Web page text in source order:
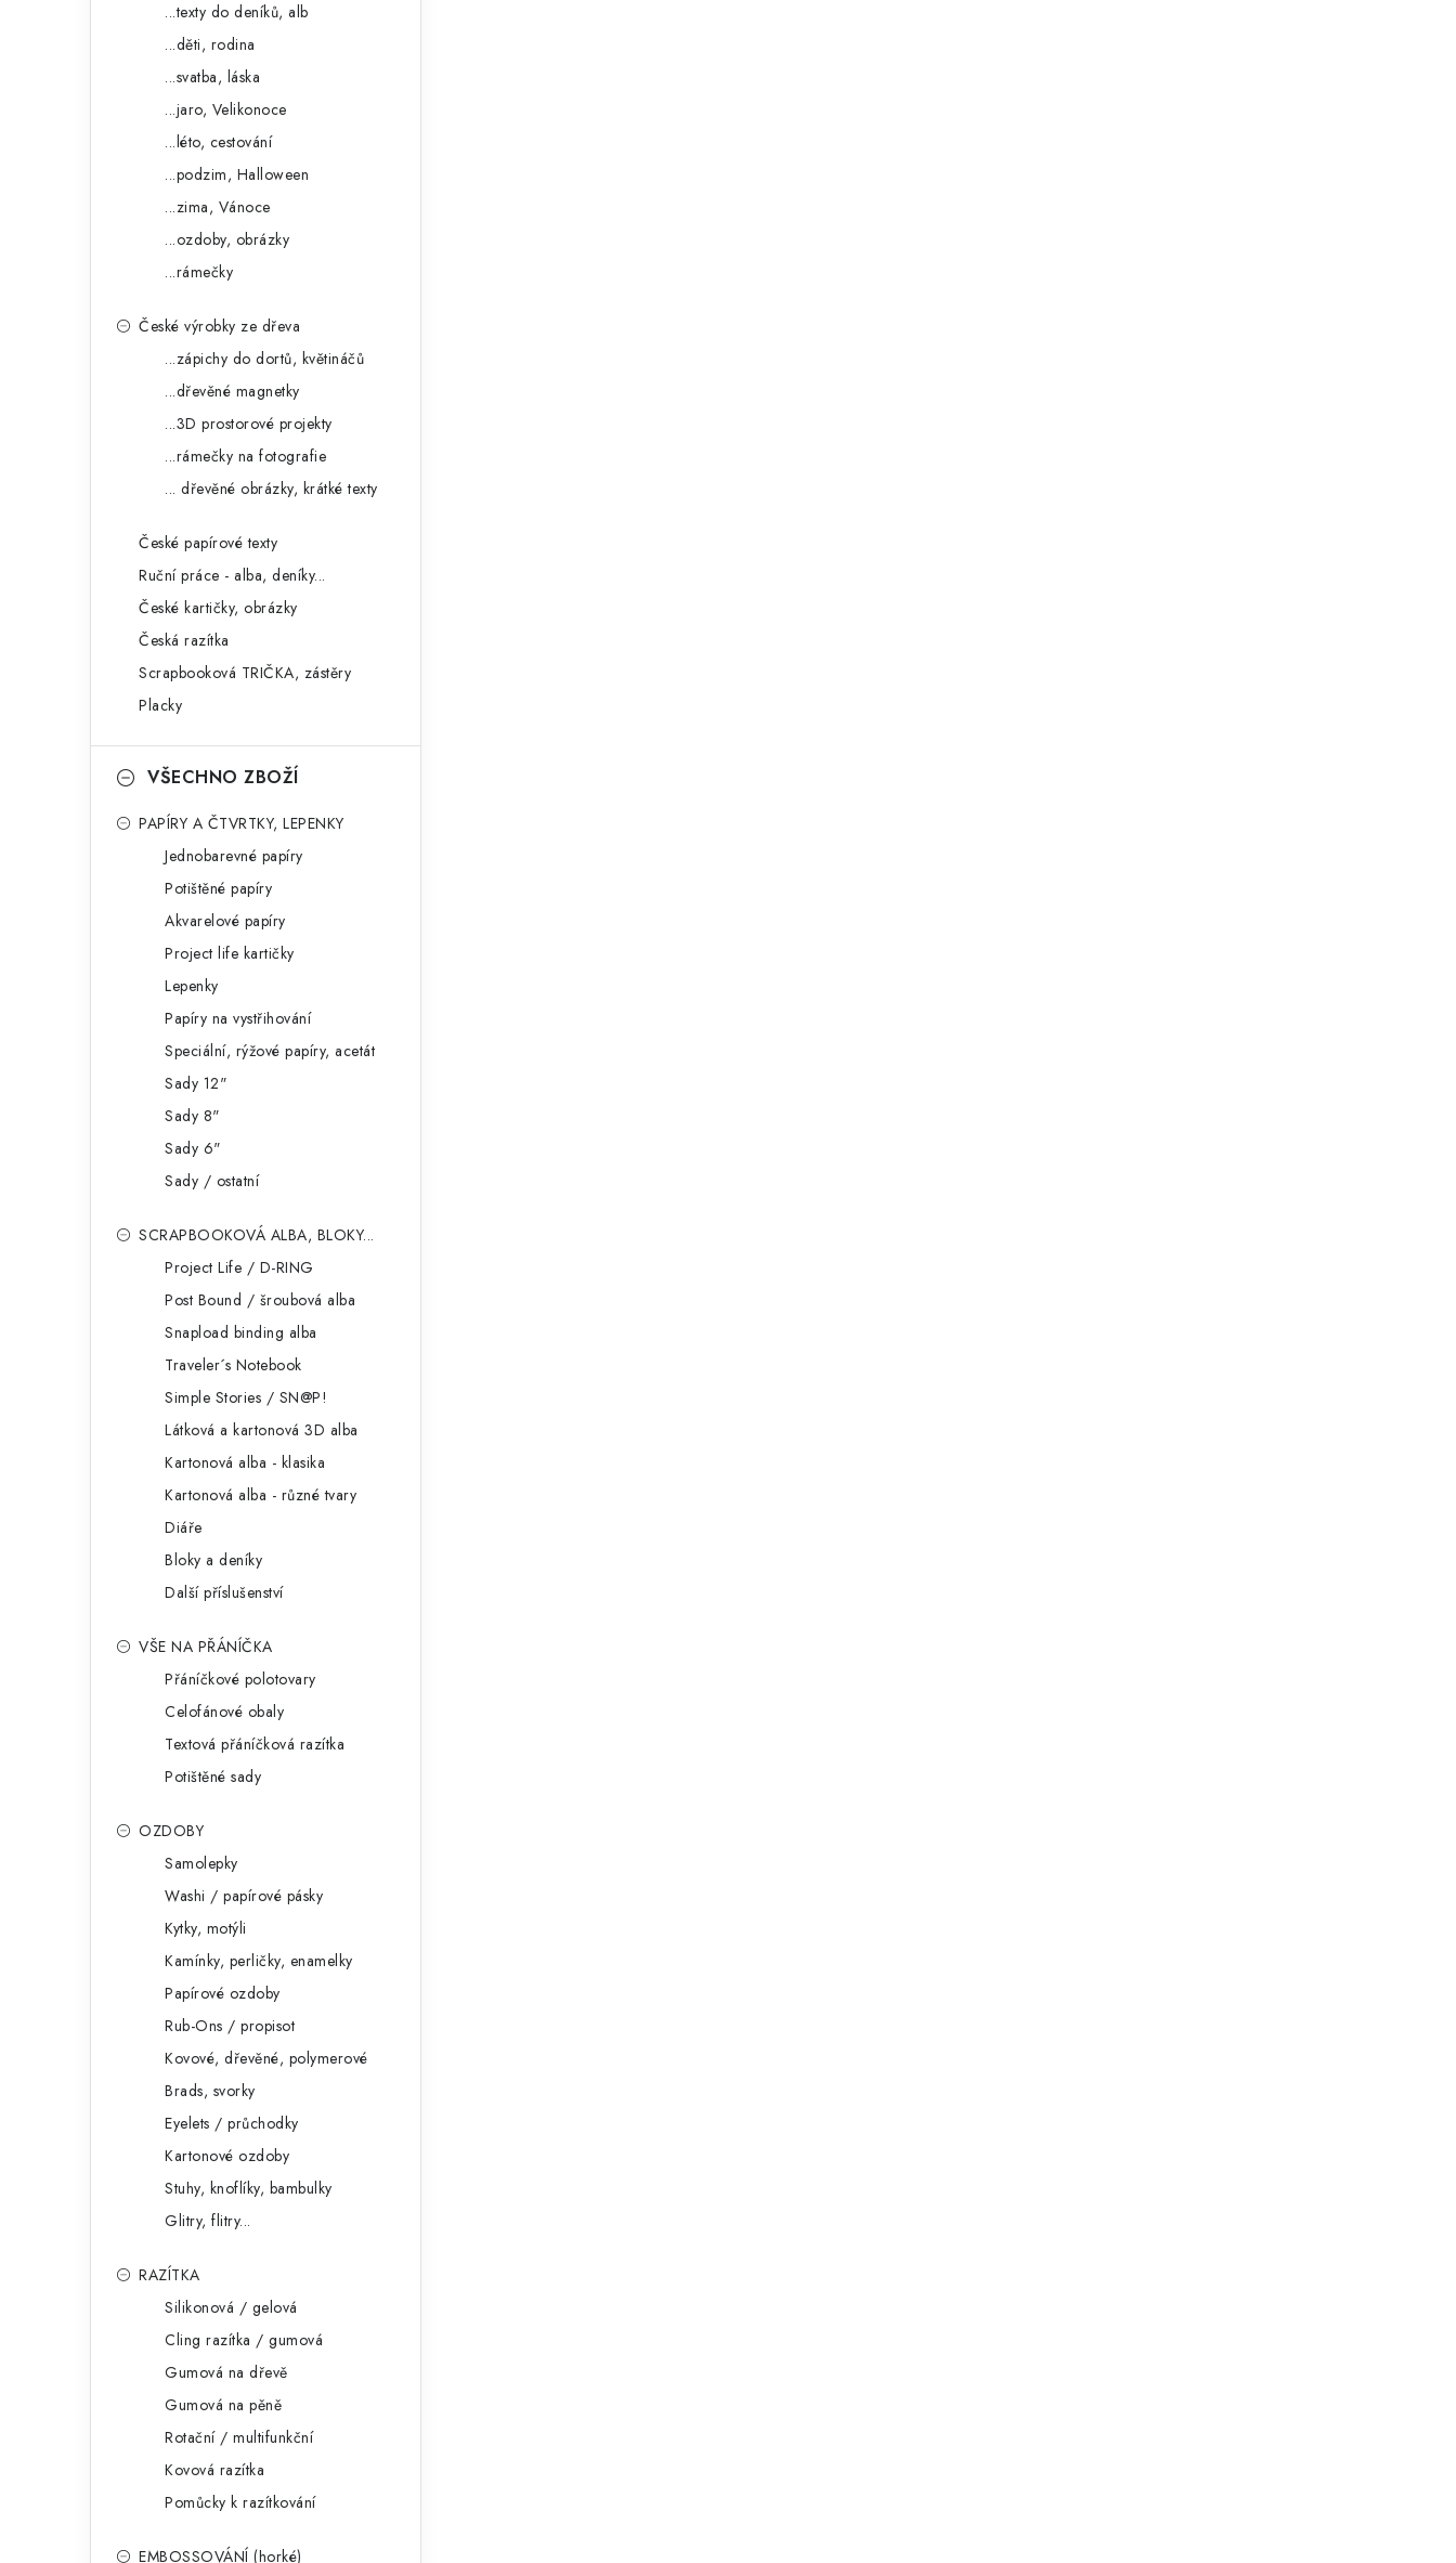
...texty do deníků, alb
...děti, rodina
...svatba, láska
...jaro, Velikonoce
...léto, cestování
...podzim, Halloween
...zima, Vánoce
...ozdoby, obrázky
...rámečky
České výrobky ze dřeva
...zápichy do dortů, květináčů
...dřevěné magnetky
...3D prostorové projekty
...rámečky na fotografie
... dřevěné obrázky, krátké texty
České papírové texty
Ruční práce - alba, deníky...
České kartičky, obrázky
Česká razítka
Scrapbooková TRIČKA, zástěry
Placky
VŠECHNO ZBOŽÍ
PAPÍRY A ČTVRTKY, LEPENKY
Jednobarevné papíry
Potištěné papíry
Akvarelové papíry
Project life kartičky
Lepenky
Papíry na vystřihování
Speciální, rýžové papíry, acetát
Sady 12"
Sady 8"
Sady 6"
Sady / ostatní
SCRAPBOOKOVÁ ALBA, BLOKY...
Project Life / D-RING
Post Bound / šroubová alba
Snapload binding alba
Traveler´s Notebook
Simple Stories / SN@P!
Látková a kartonová 3D alba
Kartonová alba - klasika
Kartonová alba - různé tvary
Diáře
Bloky a deníky
Další příslušenství
VŠE NA PŘÁNÍČKA
Přáníčkové polotovary
Celofánové obaly
Textová přáníčková razítka
Potištěné sady
OZDOBY
Samolepky
Washi / papírové pásky
Kytky, motýli
Kamínky, perličky, enamelky
Papírové ozdoby
Rub-Ons / propisot
Kovové, dřevěné, polymerové
Brads, svorky
Eyelets / průchodky
Kartonové ozdoby
Stuhy, knoflíky, bambulky
Glitry, flitry...
RAZÍTKA
Silikonová / gelová
Cling razítka / gumová
Gumová na dřevě
Gumová na pěně
Rotační / multifunkční
Kovová razítka
Pomůcky k razítkování
EMBOSSOVÁNÍ (horké)